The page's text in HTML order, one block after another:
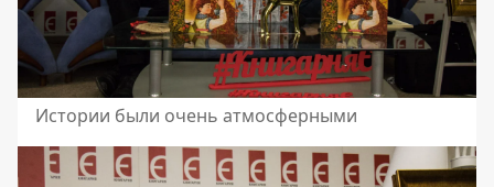
Истории были очень атмосферными